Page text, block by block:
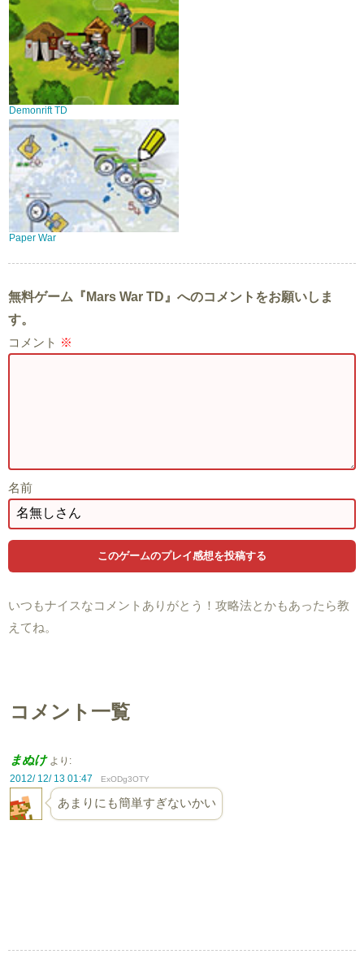
Demonrift TD
Paper War
無料ゲーム『Mars War TD』へのコメントをお願いしま
す。
コメント ※
名前
いつもナイスなコメントありがとう！攻略法とかもあったら教
えてね。
コメント一覧
まぬけ より:
2012/ 12/ 13 01:47
ExODg3OTY
あまりにも簡単すぎないかい